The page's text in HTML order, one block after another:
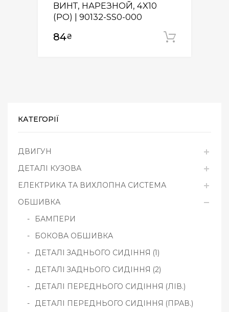
ВИНТ, НАРЕЗНОЙ, 4X10
(PO) | 90132-SS0-000
84₴
КАТЕГОРІЇ
ДВИГУН
ДЕТАЛІ КУЗОВА
ЕЛЕКТРИКА ТА ВИХЛОПНА СИСТЕМА
ОБШИВКА
БАМПЕРИ
БОКОВА ОБШИВКА
ДЕТАЛІ ЗАДНЬОГО СИДІННЯ (1)
ДЕТАЛІ ЗАДНЬОГО СИДІННЯ (2)
ДЕТАЛІ ПЕРЕДНЬОГО СИДІННЯ (ЛІВ.)
ДЕТАЛІ ПЕРЕДНЬОГО СИДІННЯ (ПРАВ.)